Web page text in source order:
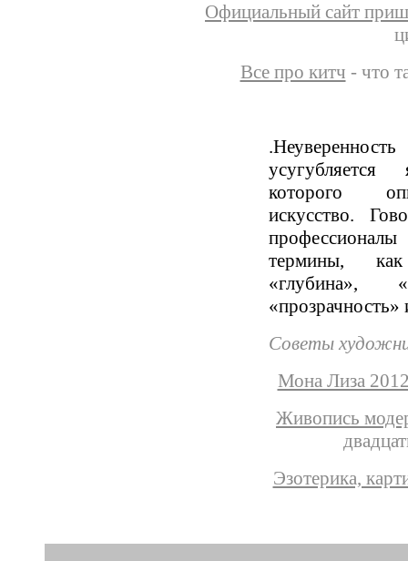
Официальный сайт
Все про китч - что
которого
искусство.
термины,
«глубина»,
«прозрачность»
Советы
Мона Лиза
Живопись
Эзотерика,